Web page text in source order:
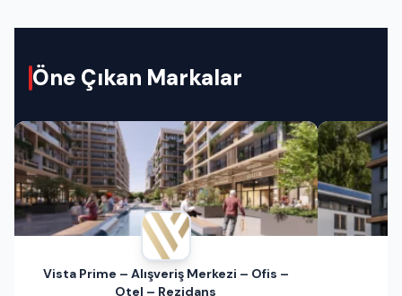
Öne Çıkan Markalar
Vista Prime – Alışveriş Merkezi – Ofis –
Otel – Rezidans